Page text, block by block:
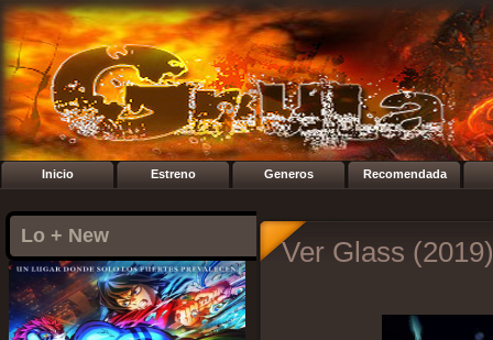
Inicio Estreno Generos Recomendada
Lo + New Ver Glass